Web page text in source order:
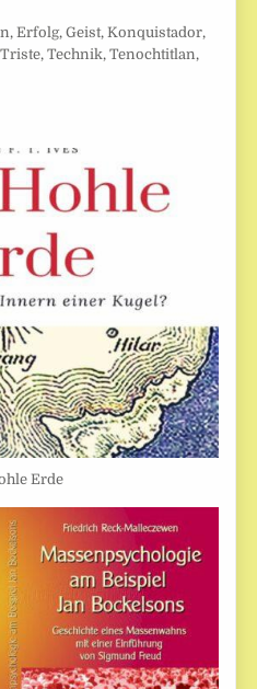
,Erfolg,Geist,Konquistador,
,Technik,Tenochtitlan,
Erde